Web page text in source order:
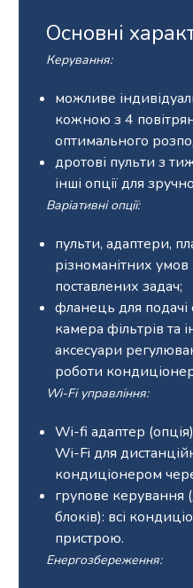
Основні
Керування:
можливе
кожною з 4
оптимального
дротові пульти з
інші опції для
Варіативні опції:
пульти, адаптери,
різноманітних
поставлених задач;
фланець для подачі
камера фільтрів та
аксесуари
роботи
Wi-Fi управління:
Wi-fi адаптер
Wi-Fi для
кондиціонером
групове керування
блоків): всі
пристрою.
Енергозбереження: